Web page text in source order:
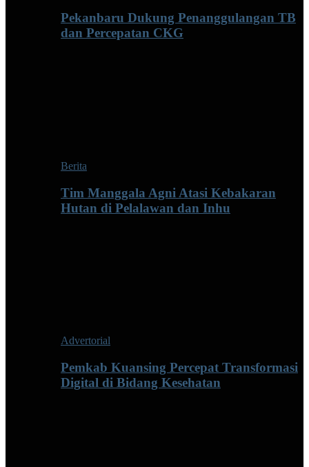
Pekanbaru Dukung Penanggulangan TB
dan Percepatan CKG
Berita
Tim Manggala Agni Atasi Kebakaran
Hutan di Pelalawan dan Inhu
Advertorial
Pemkab Kuansing Percepat Transformasi
Digital di Bidang Kesehatan